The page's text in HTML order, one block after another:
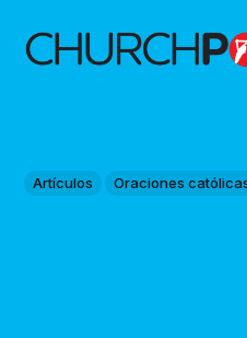
Artículos Oraciones